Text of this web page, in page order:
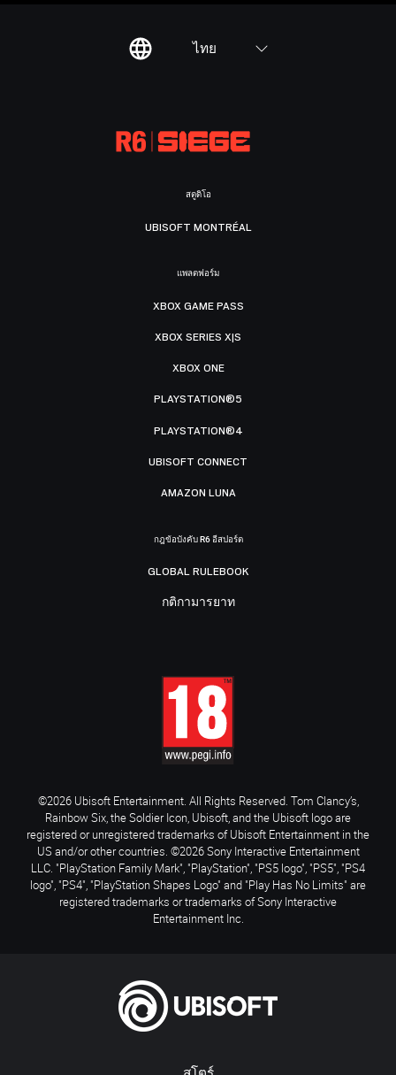
ไทย
สตูดิโอ
UBISOFT MONTRÉAL
แพลตฟอร์ม
XBOX GAME PASS
XBOX SERIES X|S
XBOX ONE
PLAYSTATION®5
PLAYSTATION®4
UBISOFT CONNECT
AMAZON LUNA
กฎข้อบังคับ R6 อีสปอร์ต
GLOBAL RULEBOOK
กติกามารยาท
©2026 Ubisoft Entertainment. All Rights Reserved. Tom Clancy’s,
Rainbow Six, the Soldier Icon, Ubisoft, and the Ubisoft logo are
registered or unregistered trademarks of Ubisoft Entertainment in the
US and/or other countries. ©2026 Sony Interactive Entertainment
LLC. "PlayStation Family Mark", "PlayStation", "PS5 logo", "PS5", "PS4
logo", "PS4", "PlayStation Shapes Logo" and "Play Has No Limits" are
registered trademarks or trademarks of Sony Interactive
Entertainment Inc.